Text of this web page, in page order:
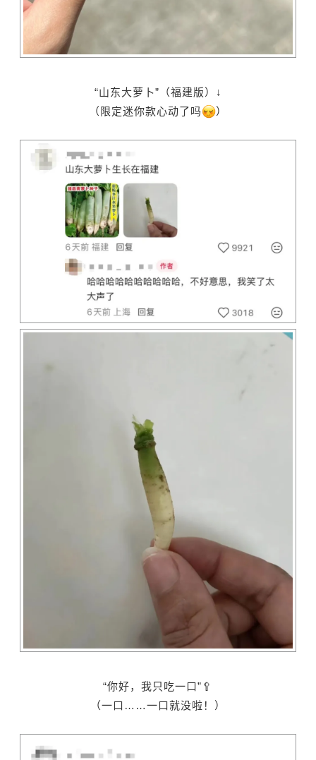
“山东大萝卜”（福建版）↓
（限定迷你款心动了吗
）
“你好，我只吃一口”🥄
（一口……一口就没啦！）